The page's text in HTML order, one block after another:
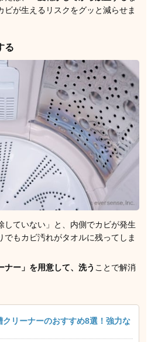
ビが生えるリスクをグッと減らせま
る
していない」と、内側でカビが発生
でもカビ汚れがタオルに残ってしま
ナー」を用意して、洗う ことで解消
クリーナーのおすすめ8選！強力な